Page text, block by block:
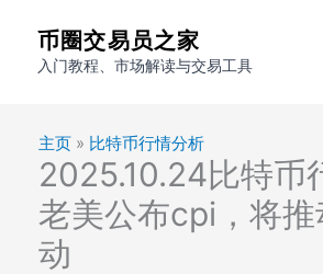
币圈交易员之家
入门教程、市场解读与交易工具
主页 » 比特币行情分析
2025.10.24比特币
老美公布cpi，将推
动